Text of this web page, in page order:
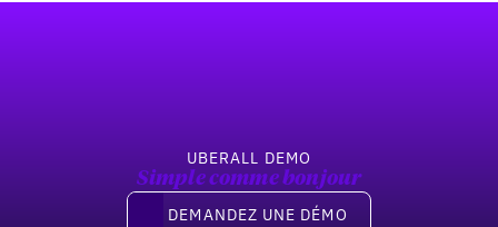
UBERALL DEMO
Simple comme bonjour
Demandez une démo
DEMANDEZ UNE DÉMO